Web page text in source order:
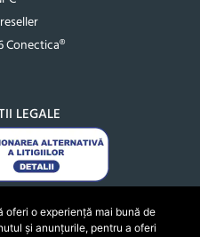
LEGALE
o experiență mai bună de
și anunțurile, pentru a oferi